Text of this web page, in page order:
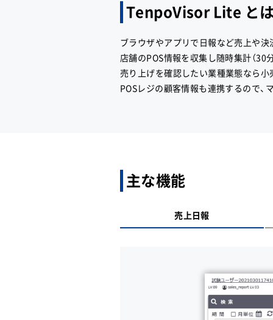
TenpoVisor Lite と
ブラウザやアプリで日報など売上や
店舗のPOS情報を収集し随時集計（30
売り上げを確認したい業種業態なら小
POSレジの顧客情報も連携するので、
主な機能
売上日報